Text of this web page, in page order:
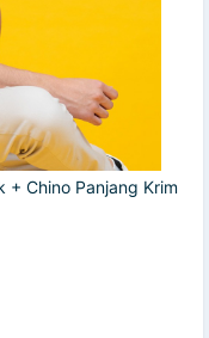
+ Chino Panjang Krim